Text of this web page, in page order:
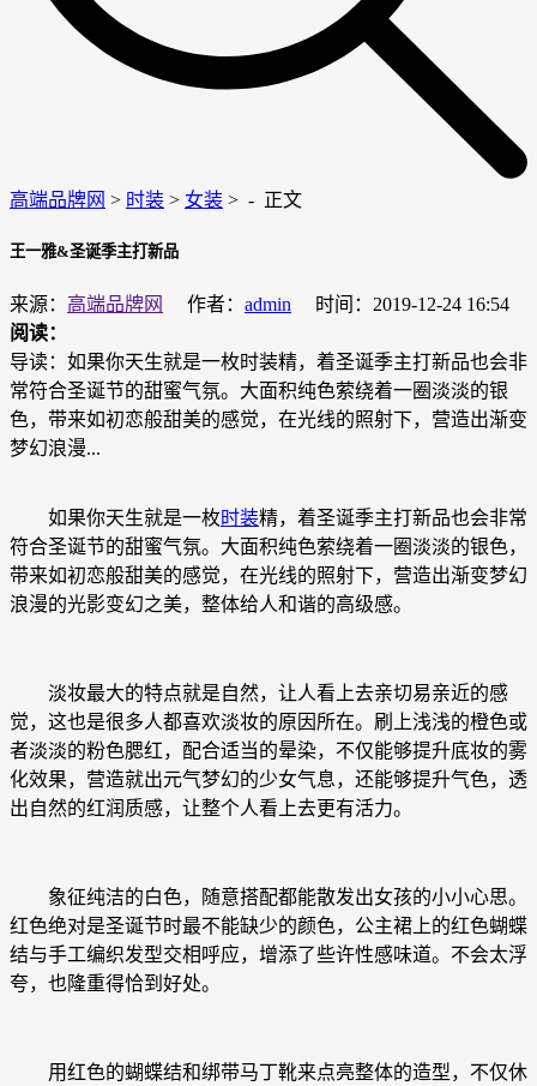
高端品牌网 > 时装 > 女装 > - 正文
王一雅&圣诞季主打新品
来源： 高端品牌网 作者： admin
时间：2019-12-24 16:54
阅读：
导读：如果你天生就是一枚时装精，着圣诞季主打新品也会非
常符合圣诞节的甜蜜气氛。大面积纯色萦绕着一圈淡淡的银
色，带来如初恋般甜美的感觉，在光线的照射下，营造出渐变
梦幻浪漫...
如果你天生就是一枚时装精，着圣诞季主打新品也会非常
符合圣诞节的甜蜜气氛。大面积纯色萦绕着一圈淡淡的银色，
带来如初恋般甜美的感觉，在光线的照射下，营造出渐变梦幻
浪漫的光影变幻之美，整体给人和谐的高级感。
淡妆最大的特点就是自然，让人看上去亲切易亲近的感
觉，这也是很多人都喜欢淡妆的原因所在。刷上浅浅的橙色或
者淡淡的粉色腮红，配合适当的晕染，不仅能够提升底妆的雾
化效果，营造就出元气梦幻的少女气息，还能够提升气色，透
出自然的红润质感，让整个人看上去更有活力。
象征纯洁的白色，随意搭配都能散发出女孩的小小心思。
红色绝对是圣诞节时最不能缺少的颜色，公主裙上的红色蝴蝶
结与手工编织发型交相呼应，增添了些许性感味道。不会太浮
夸，也隆重得恰到好处。
用红色的蝴蝶结和绑带马丁靴来点亮整体的造型，不仅休